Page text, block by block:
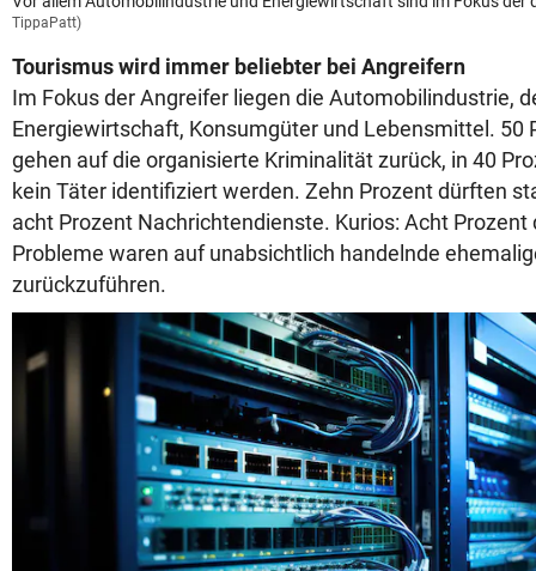
TippaPatt)
Tourismus wird immer beliebter bei Angreifern
Im Fokus der Angreifer liegen die Automobilindustrie,
Energiewirtschaft, Konsumgüter und Lebensmittel. 50
gehen auf die organisierte Kriminalität zurück, in 40
kein Täter identifiziert werden. Zehn Prozent dürften
acht Prozent Nachrichtendienste. Kurios: Acht
Probleme waren auf unabsichtlich handelnde
zurückzuführen.